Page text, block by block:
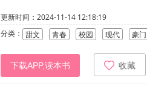
更新时间：2024-11-14 12:18:19
分类： 甜文 青春 校园 现代 豪门
下载APP,读本书 收藏